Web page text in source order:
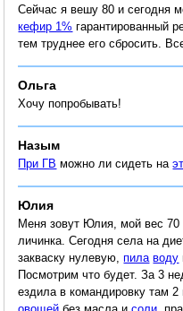
Сейчас я вешу 80 и сегодня
кефир 1% гарантированный
тем труднее его сбросить.
Ольга
Хочу попробывать!
Назым
При ГВ можно ли сидеть на
Юлия
Меня зовут Юлия, мой вес 70
личинка. Сегодня села на
закваску нулевую,пила воду
Посмотрим что будет. За 3
ездила в командировку там